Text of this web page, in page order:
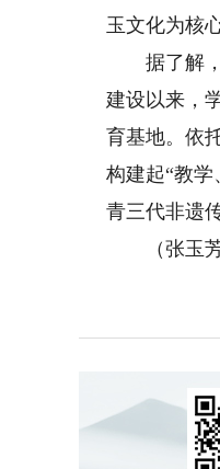
玉文化为核
据了解，
建设以来，
育基地。依
构建起“教
青三代非遗
（张玉芳